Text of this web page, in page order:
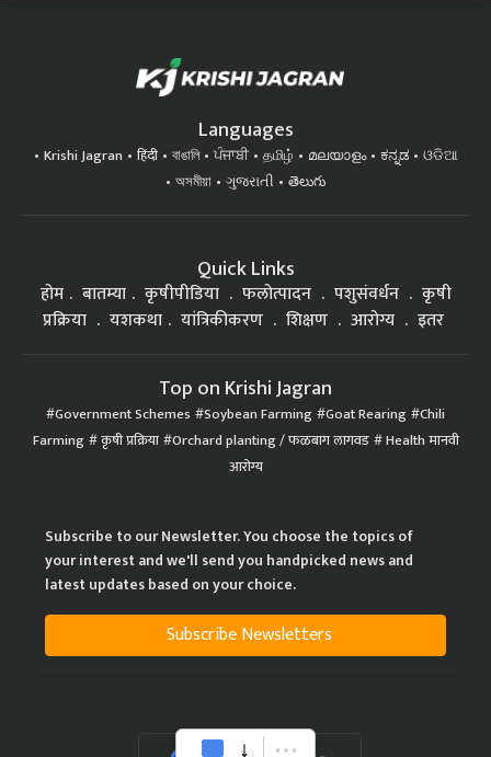
Languages
Krishi Jagran हिंदी বাঙালি ਪੰਜਾਬੀ தமிழ் മലയാളം ಕನ್ನಡ
ଓଡିଆ
অসমীয়া
ગુજરાતી తెలుగు
Quick Links
होम बातम्या कृषीपीडिया फलोत्पादन पशुसंवर्धन
कृषी
प्रक्रिया
यशकथा यांत्रिकीकरण शिक्षण आरोग्य इतर
Top on Krishi Jagran
Government Schemes Soybean Farming Goat Rearing Chili
Farming कृषी प्रक्रिया Orchard planting / फळबाग लागवड Health मानवी
आरोग्य
Subscribe to our Newsletter. You choose the topics of
your interest and we'll send you handpicked news and
latest updates based on your choice.
Subscribe Newsletters